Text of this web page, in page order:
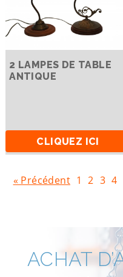
2 LAMPES DE TABLE
ANTIQUE
CLIQUEZ ICI
« Précédent 1 2 3 4
ACHAT